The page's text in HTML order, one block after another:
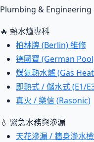
Plumbing & Engineering
🔥 熱水爐專科
柏林牌 (Berlin) 維修
德國寶 (German
煤氣熱水爐 (Gas
即熱式 / 儲水式 (E1/
真火 / 樂信 (Rasonic)
💧 緊急水務與滲漏
天花滲漏 / 牆身滲水